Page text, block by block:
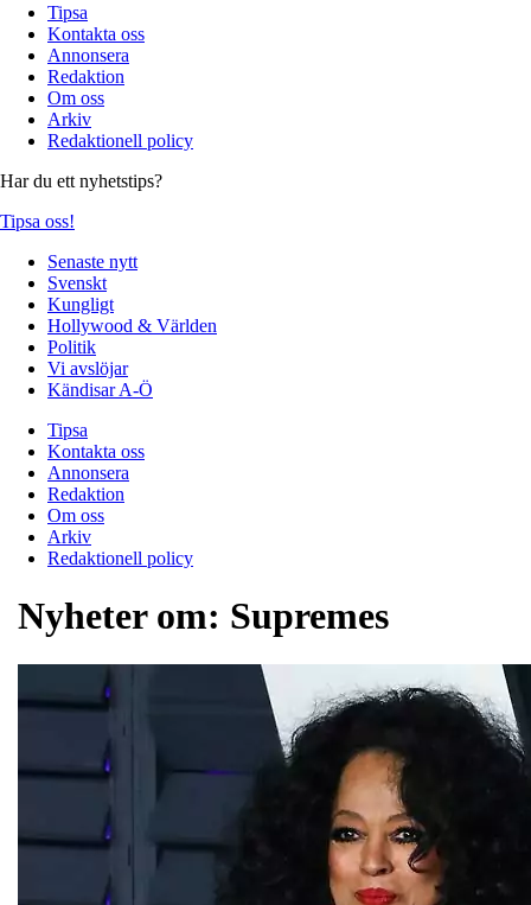
Tipsa
Kontakta oss
Annonsera
Redaktion
Om oss
Arkiv
Redaktionell policy
Har du ett nyhetstips?
Tipsa oss!
Senaste nytt
Svenskt
Kungligt
Hollywood & Världen
Politik
Vi avslöjar
Kändisar A-Ö
Tipsa
Kontakta oss
Annonsera
Redaktion
Om oss
Arkiv
Redaktionell policy
Nyheter om: Supremes